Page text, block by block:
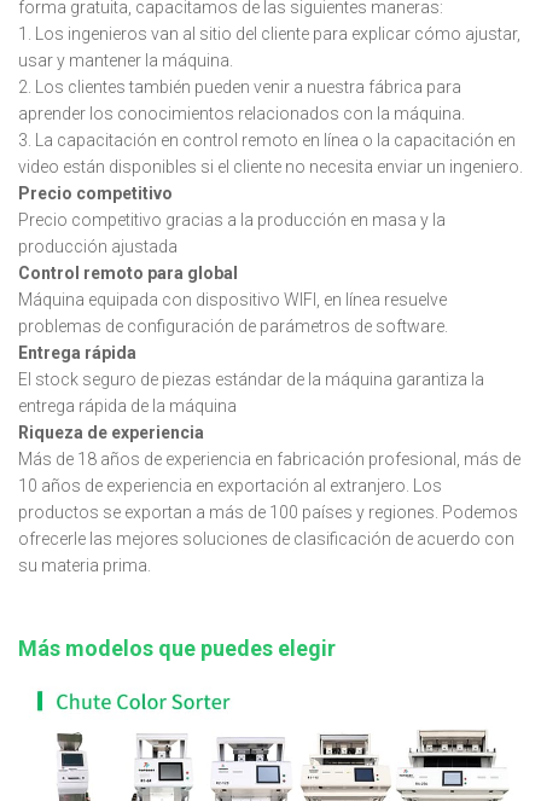
forma gratuita, capacitamos de las siguientes maneras:
1. Los ingenieros van al sitio del cliente para explicar cómo ajustar,
usar y mantener la máquina.
2. Los clientes también pueden venir a nuestra fábrica para
aprender los conocimientos relacionados con la máquina.
3. La capacitación en control remoto en línea o la capacitación en
video están disponibles si el cliente no necesita enviar un ingeniero.
Precio competitivo
Precio competitivo gracias a la producción en masa y la
producción ajustada
Control remoto para global
Máquina equipada con dispositivo WIFI, en línea resuelve
problemas de configuración de parámetros de software.
Entrega rápida
El stock seguro de piezas estándar de la máquina garantiza la
entrega rápida de la máquina
Riqueza de experiencia
Más de 18 años de experiencia en fabricación profesional, más de
10 años de experiencia en exportación al extranjero. Los
productos se exportan a más de 100 países y regiones. Podemos
ofrecerle las mejores soluciones de clasificación de acuerdo con
su materia prima.
Más modelos que puedes elegir